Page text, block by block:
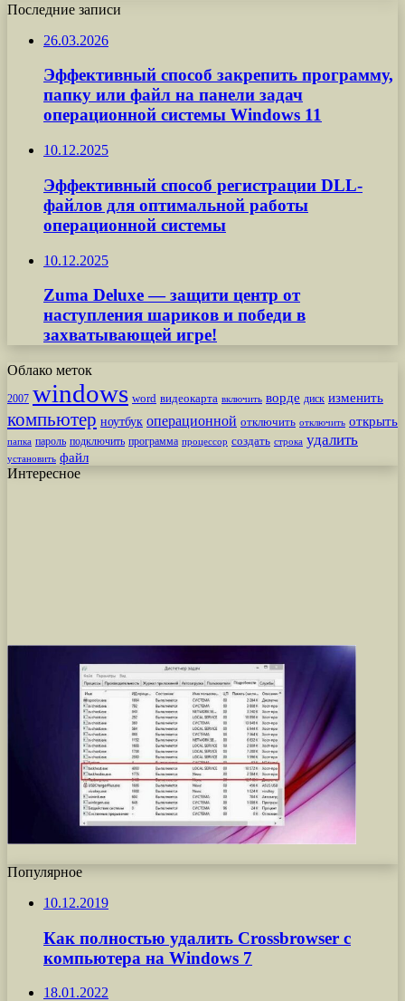
Последние записи
26.03.2026
Эффективный способ закрепить программу,
папку или файл на панели задач
операционной системы Windows 11
10.12.2025
Эффективный способ регистрации DLL-
файлов для оптимальной работы
операционной системы
10.12.2025
Zuma Deluxe — защити центр от
наступления шариков и победи в
захватывающей игре!
Облако меток
2007 windows word видеокарта включить ворде диск изменить
компьютер ноутбук операционной отключить отключить открыть
папка пароль подключить программа процессор создать строка удалить
установить файл
Интересное
Популярное
10.12.2019
Как полностью удалить Crossbrowser с
компьютера на Windows 7
18.01.2022